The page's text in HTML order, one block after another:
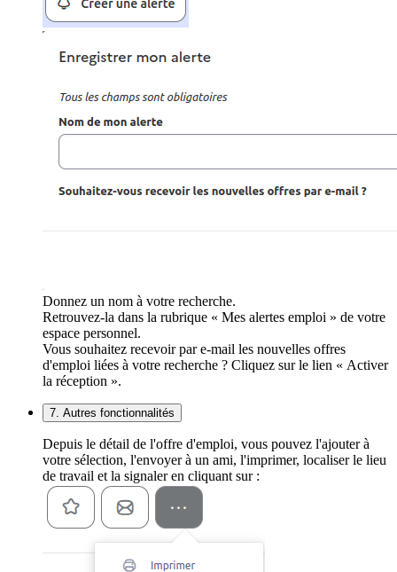
Donnez un nom à votre recherche.
Retrouvez-la dans la rubrique « Mes alertes emploi » de votre
espace personnel.
Vous souhaitez recevoir par e-mail les nouvelles offres
d'emploi liées à votre recherche ? Cliquez sur le lien « Activer
la réception ».
7. Autres fonctionnalités
Depuis le détail de l'offre d'emploi, vous pouvez l'ajouter à
votre sélection, l'envoyer à un ami, l'imprimer, localiser le lieu
de travail et la signaler en cliquant sur :